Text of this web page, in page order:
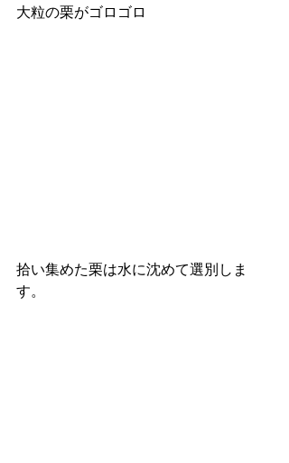
大粒の栗がゴロゴロ
拾い集めた栗は水に沈めて選別しま
す。